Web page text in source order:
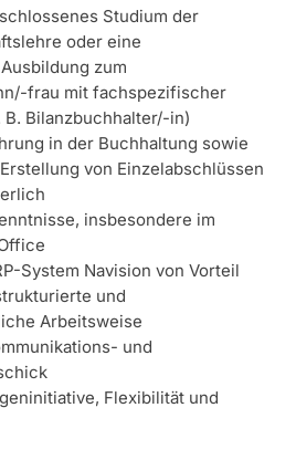
Studium der
oder eine
zum
frau mit fachspezifischer
Bilanzbuchhalter/-in)
in der Buchhaltung sowie
von Einzelabschlüssen
insbesondere im
System Navision von Vorteil
und
Arbeitsweise
und
Flexibilität und